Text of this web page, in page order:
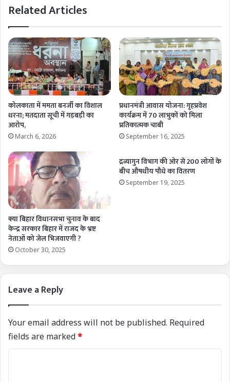
Related Articles
कोलकाता में ममता बनर्जी का विशाल
धरना; मतदाता सूची में गड़बड़ी का
आरोप,
March 6, 2026
प्रधानमंत्री आवास योजना: गृहप्रवेश
कार्यक्रम में 70 लाभुकों को मिला
प्रतिकात्मक चाबी
September 16, 2025
क्या बिहार विधानसभा चुनाव के बाद
केन्द्र सरकार बिहार में राजद के भ्रष्ट
नेताओं को जेल भिजवाएगी ?
October 30, 2025
द्रव्यागुन विभाग की ओर से 200 लोगों के
बीच औषधीय पौधे का वितरण
September 19, 2025
Leave a Reply
Your email address will not be published. Required
fields are marked*